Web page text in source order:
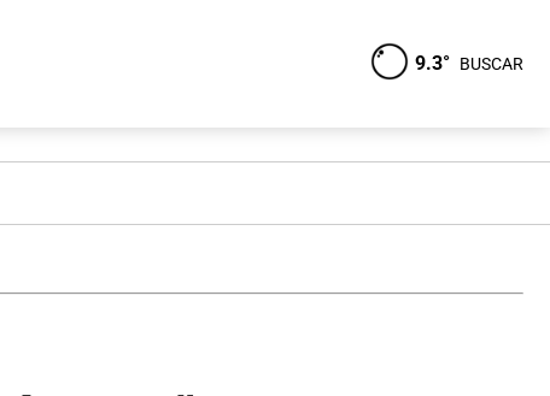
9.3° BUSCAR